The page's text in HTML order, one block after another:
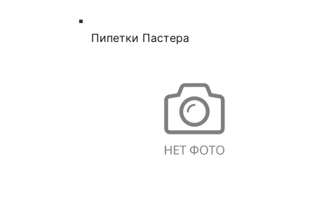
Пипетки Пастера